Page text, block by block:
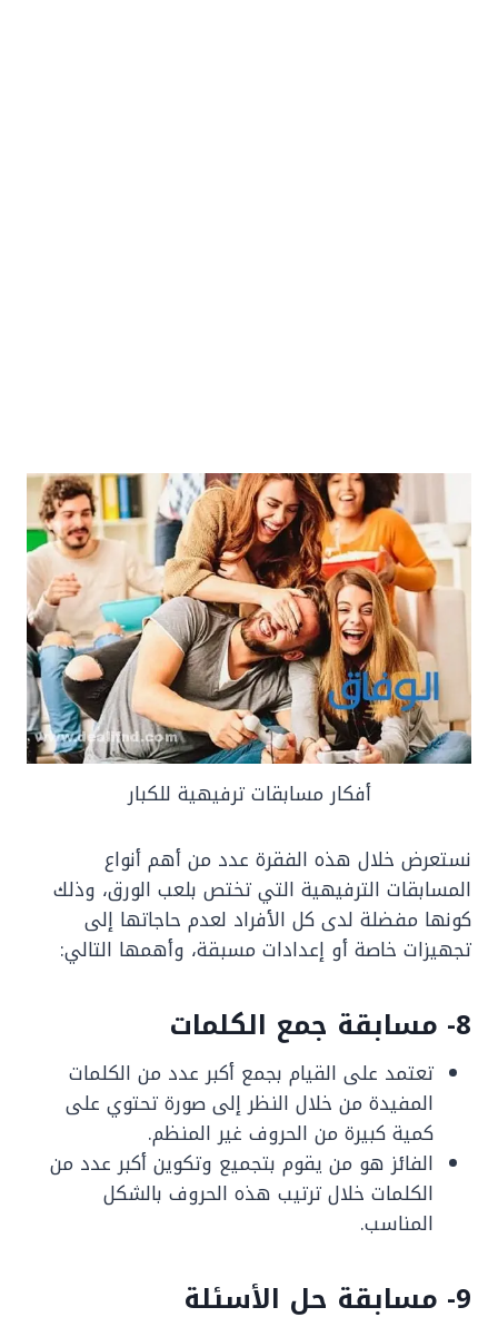
أفكار مسابقات ترفيهية للكبار
نستعرض خلال هذه الفقرة عدد من أهم أنواع
المسابقات الترفيهية التي تختص بلعب الورق، وذلك
كونها مفضلة لدى كل الأفراد لعدم حاجاتها إلى
تجهيزات خاصة أو إعدادات مسبقة، وأهمها التالي:
8- مسابقة جمع الكلمات
تعتمد على القيام بجمع أكبر عدد من الكلمات
المفيدة من خلال النظر إلى صورة تحتوي على
كمية كبيرة من الحروف غير المنظم.
الفائز هو من يقوم بتجميع وتكوين أكبر عدد من
الكلمات خلال ترتيب هذه الحروف بالشكل
المناسب.
9- مسابقة حل الأسئلة